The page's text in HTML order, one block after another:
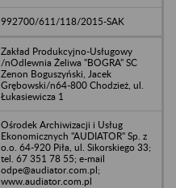
992700/611/118/2015-SAK
Zakład Produkcyjno-Usługowy
/nOdlewnia Żeliwa "BOGRA" SC
Zenon Boguszyński, Jacek
Grębowski/n64-800 Chodzież, ul.
Łukasiewicza 1
Ośrodek Archiwizacji i Usług
Ekonomicznych "AUDIATOR" Sp. z
o.o. 64-920 Piła, ul. Sikorskiego 33;
tel. 67 351 78 55; e-mail
odpe@audiator.com.pl;
www.audiator.com.pl